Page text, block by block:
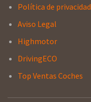
Política de privacidad
Aviso Legal
Highmotor
DrivingECO
Top Ventas Coches